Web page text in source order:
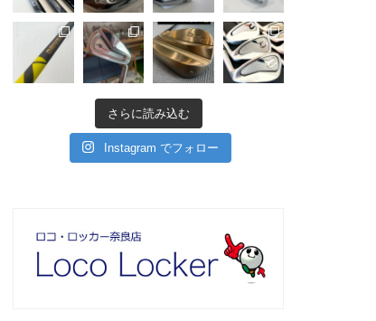
さらに読み込む
Instagram でフォロー